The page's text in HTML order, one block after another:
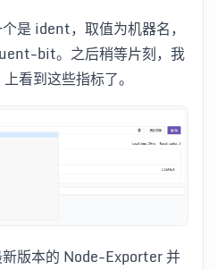
是 ident，取值为机器名，
bit。之后稍等片刻，我
看到这些指标了。
版本的 Node-Exporter 并